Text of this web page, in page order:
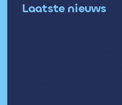
Laatste nieuws